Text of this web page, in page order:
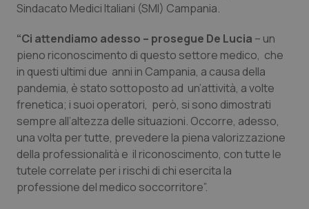
Emilia-Romagna
Friuli Venezia Giulia
Lazio
Liguria
Colesterolo & coronaropatie
Dermatite Atopica
Diabete & glucometri
Disturbi dell’umore
Sindacato Medici Italiani (SMI) Campania.
“Ci attendiamo adesso – prosegue De Lucia – un
pieno riconoscimento di questo settore medico, che
in questi ultimi due anni in Campania, a causa della
pandemia, è stato sottoposto ad un’attività, a volte
frenetica; i suoi operatori, però, si sono dimostrati
sempre all’altezza delle situazioni. Occorre, adesso,
una volta per tutte, prevedere la piena valorizzazione
della professionalità e il riconoscimento, con tutte le
tutele correlate per i rischi di chi esercita la
professione del medico soccorritore”.